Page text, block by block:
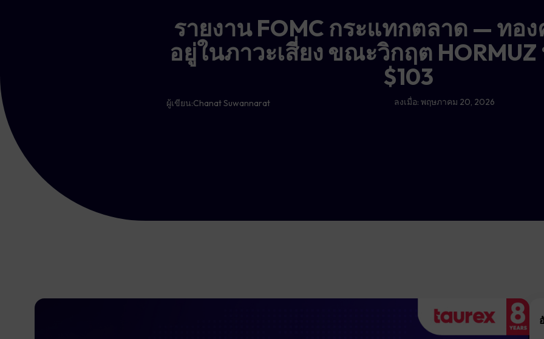
รายงาน FOMC กระแทกตลาด — ทอ
อยู่ในภาวะเสี่ยง ขณะวิกฤต
$103
ผู้เขียน:Chanat Suwannarat ลงเมื่อ: พฤษภาคม 20, 2026